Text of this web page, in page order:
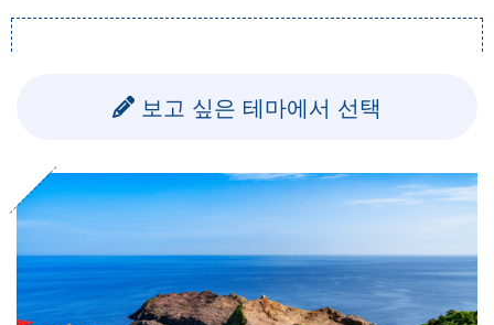
보고 싶은 테마에서 선택